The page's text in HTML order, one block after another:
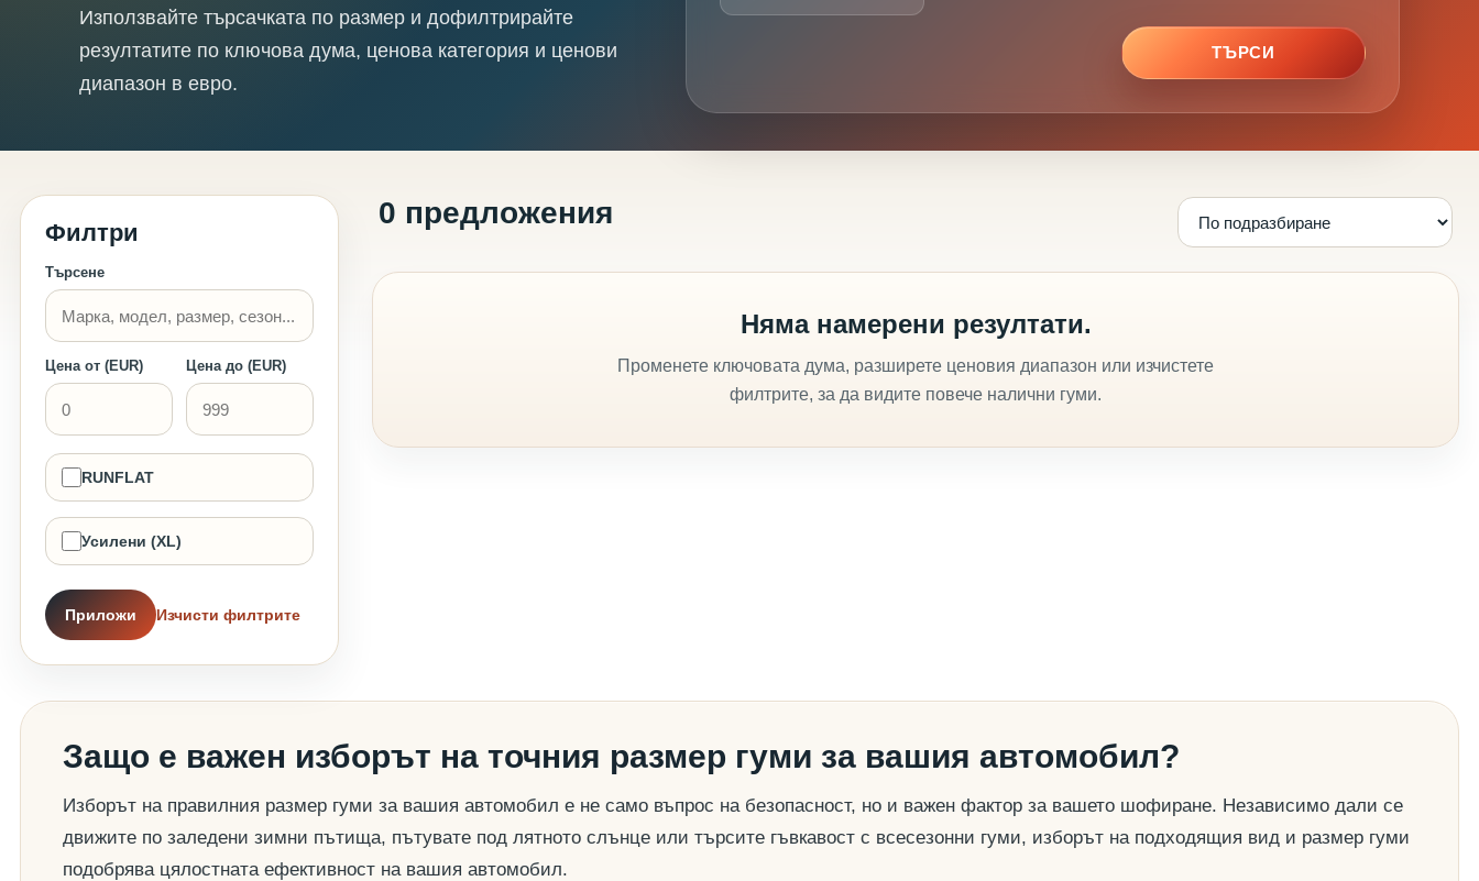
Използвайте търсачката по размер и дофилтрирайте
резултатите по ключова дума, ценова категория и ценови
диапазон в евро.
ТЪРСИ
Филтри
Търсене
Цена от (EUR) Цена до (EUR)
RUNFLAT
Усилени (XL)
Приложи Изчисти филтрите
0 предложения
Няма намерени резултати.
Променете ключовата дума, разширете ценовия диапазон или изчистете
филтрите, за да видите повече налични гуми.
Защо е важен изборът на точния размер гуми за вашия автомобил?
Изборът на правилния размер гуми за вашия автомобил е не само въпрос на безопасност, но и важен фактор за вашето шофиране. Независимо дали се
движите по заледени зимни пътища, пътувате под лятното слънце или търсите гъвкавост с всесезонни гуми, изборът на подходящия вид и размер гуми
подобрява цялостната ефективност на вашия автомобил.